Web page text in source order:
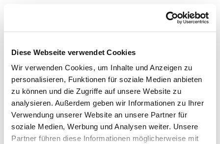
Diese Webseite verwendet Cookies
Wir verwenden Cookies, um Inhalte und Anzeigen zu
personalisieren, Funktionen für soziale Medien anbieten
zu können und die Zugriffe auf unsere Website zu
analysieren. Außerdem geben wir Informationen zu Ihrer
Verwendung unserer Website an unsere Partner für
soziale Medien, Werbung und Analysen weiter. Unsere
Partner führen diese Informationen möglicherweise mit